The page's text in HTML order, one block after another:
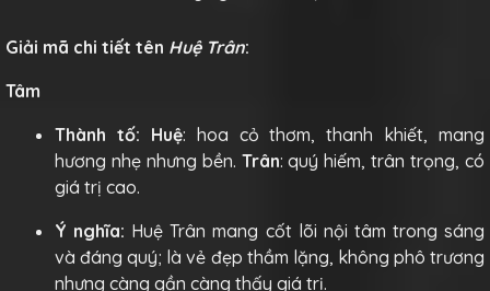
Giải mã chi tiết tên Huệ Trân:
Tâm
Thành tố: Huệ: hoa cỏ thơm, thanh khiết, mang
hương nhẹ nhưng bền. Trân: quý hiếm, trân trọng, có
giá trị cao.
Ý nghĩa: Huệ Trân mang cốt lõi nội tâm trong sáng
và đáng quý; là vẻ đẹp thầm lặng, không phô trương
nhưng càng gần càng thấy giá trị.